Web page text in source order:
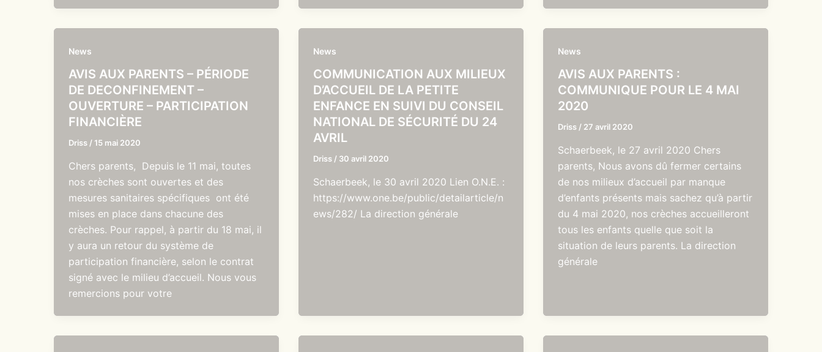
News
AVIS AUX PARENTS – PÉRIODE
DE DECONFINEMENT –
OUVERTURE – PARTICIPATION
FINANCIÈRE
Driss / 15 mai 2020
Chers parents, Depuis le 11 mai, toutes
nos crèches sont ouvertes et des
mesures sanitaires spécifiques ont été
mises en place dans chacune des
crèches. Pour rappel, à partir du 18 mai, il
y aura un retour du système de
participation financière, selon le contrat
signé avec le milieu d’accueil. Nous vous
remercions pour votre
News
COMMUNICATION AUX MILIEUX
D’ACCUEIL DE LA PETITE
ENFANCE EN SUIVI DU CONSEIL
NATIONAL DE SÉCURITÉ DU 24
AVRIL
Driss / 30 avril 2020
Schaerbeek, le 30 avril 2020 Lien O.N.E. :
https://www.one.be/public/detailarticle/n
ews/282/ La direction générale
News
AVIS AUX PARENTS :
COMMUNIQUE POUR LE 4 MAI
2020
Driss / 27 avril 2020
Schaerbeek, le 27 avril 2020 Chers
parents, Nous avons dû fermer certains
de nos milieux d’accueil par manque
d’enfants présents mais sachez qu’à partir
du 4 mai 2020, nos crèches accueilleront
tous les enfants quelle que soit la
situation de leurs parents. La direction
générale